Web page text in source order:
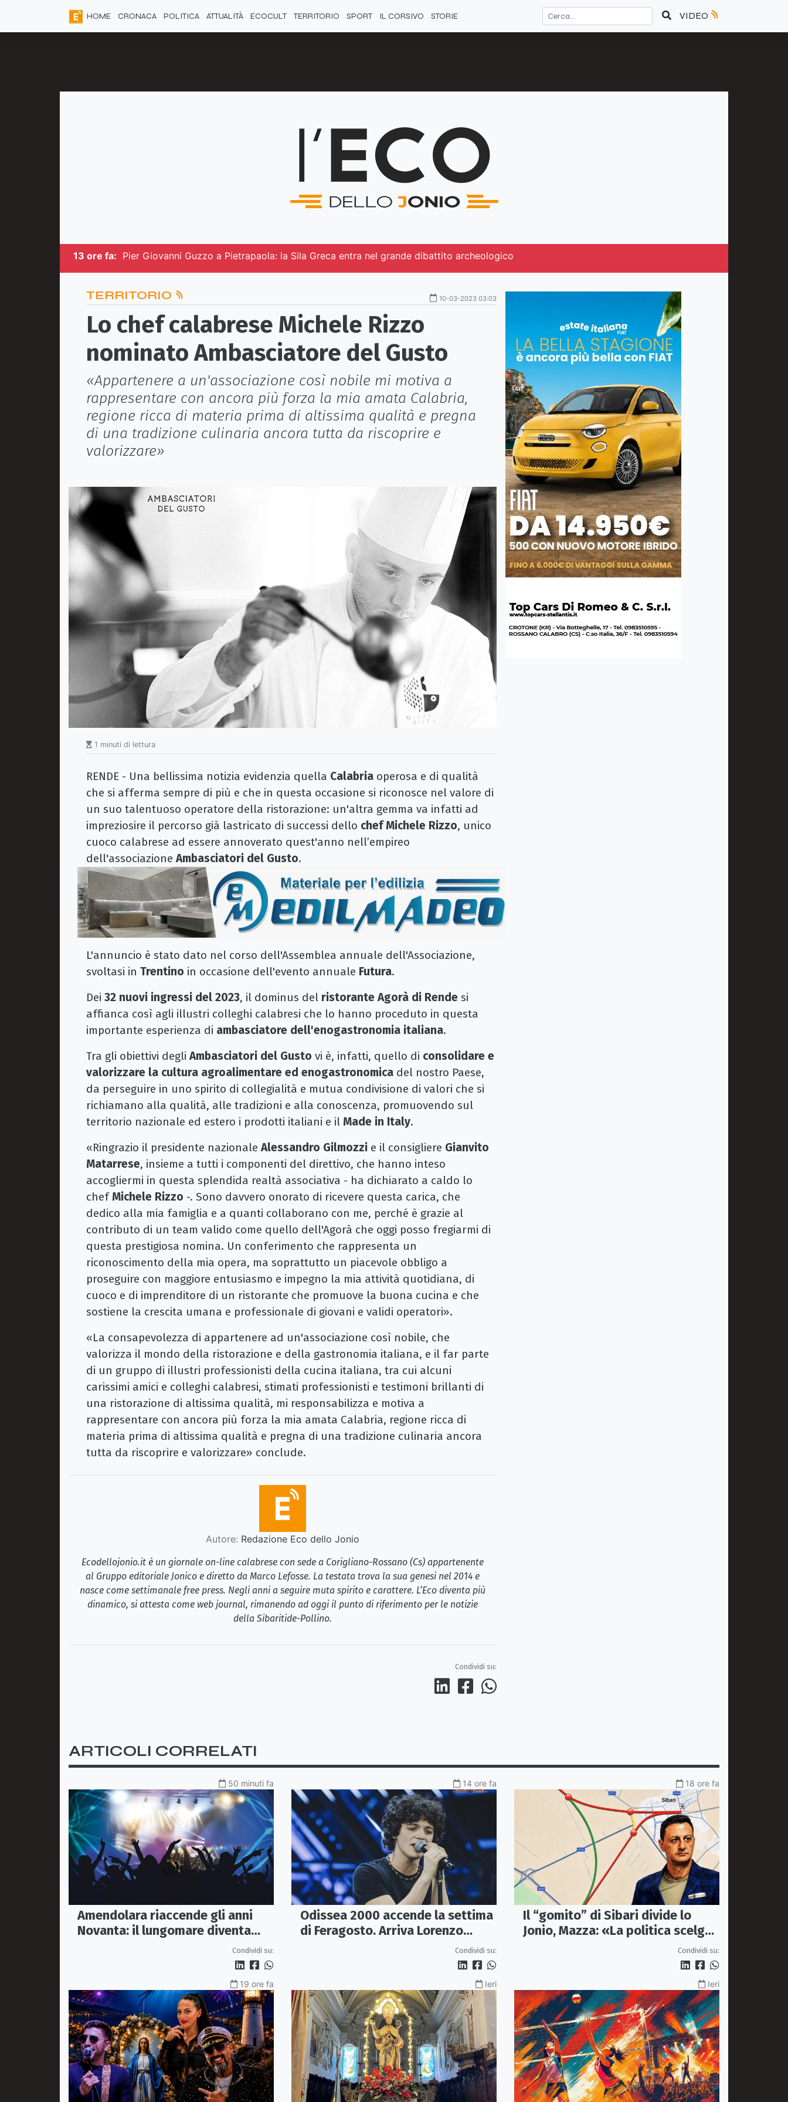
HOME CRONACA POLITICA ATTUALITÀ ECOCULT TERRITORIO SPORT IL CORSIVO STORIE VIDEO
13 ore fa: Pier Giovanni Guzzo a Pietrapaola: la Sila Greca entra nel grande dibattito archeologico
TERRITORIO 10-03-2023 03:03
Lo chef calabrese Michele Rizzo
nominato Ambasciatore del Gusto
«Appartenere a un'associazione così nobile mi motiva a
rappresentare con ancora più forza la mia amata Calabria,
regione ricca di materia prima di altissima qualità e pregna
di una tradizione culinaria ancora tutta da riscoprire e
valorizzare»
1 minuti di lettura
RENDE - Una bellissima notizia evidenzia quella Calabria operosa e di qualità
che si afferma sempre di più e che in questa occasione si riconosce nel valore di
un suo talentuoso operatore della ristorazione: un'altra gemma va infatti ad
impreziosire il percorso già lastricato di successi dello chef Michele Rizzo, unico
cuoco calabrese ad essere annoverato quest'anno nell’empireo
dell'associazione Ambasciatori del Gusto.
L'annuncio è stato dato nel corso dell'Assemblea annuale dell'Associazione,
svoltasi in Trentino in occasione dell'evento annuale Futura.
Dei 32 nuovi ingressi del 2023, il dominus del ristorante Agorà di Rende si
affianca così agli illustri colleghi calabresi che lo hanno proceduto in questa
importante esperienza di ambasciatore dell'enogastronomia italiana.
Tra gli obiettivi degli Ambasciatori del Gusto vi è, infatti, quello di consolidare e
valorizzare la cultura agroalimentare ed enogastronomica del nostro Paese,
da perseguire in uno spirito di collegialità e mutua condivisione di valori che si
richiamano alla qualità, alle tradizioni e alla conoscenza, promuovendo sul
territorio nazionale ed estero i prodotti italiani e il Made in Italy.
«Ringrazio il presidente nazionale Alessandro Gilmozzi e il consigliere Gianvito
Matarrese, insieme a tutti i componenti del direttivo, che hanno inteso
accogliermi in questa splendida realtà associativa - ha dichiarato a caldo lo
chefMichele Rizzo -. Sono davvero onorato di ricevere questa carica, che
dedico alla mia famiglia e a quanti collaborano con me, perché è grazie al
contributo di un team valido come quello dell'Agorà che oggi posso fregiarmi di
questa prestigiosa nomina. Un conferimento che rappresenta un
riconoscimento della mia opera, ma soprattutto un piacevole obbligo a
proseguire con maggiore entusiasmo e impegno la mia attività quotidiana, di
cuoco e di imprenditore di un ristorante che promuove la buona cucina e che
sostiene la crescita umana e professionale di giovani e validi operatori».
«La consapevolezza di appartenere ad un'associazione così nobile, che
valorizza il mondo della ristorazione e della gastronomia italiana, e il far parte
di un gruppo di illustri professionisti della cucina italiana, tra cui alcuni
carissimi amici e colleghi calabresi, stimati professionisti e testimoni brillanti di
una ristorazione di altissima qualità, mi responsabilizza e motiva a
rappresentare con ancora più forza la mia amata Calabria, regione ricca di
materia prima di altissima qualità e pregna di una tradizione culinaria ancora
tutta da riscoprire e valorizzare» conclude.
Autore: Redazione Eco dello Jonio
Ecodellojonio.it è un giornale on-line calabrese con sede a Corigliano-Rossano (Cs) appartenente
al Gruppo editoriale Jonico e diretto da Marco Lefosse. La testata trova la sua genesi nel 2014 e
nasce come settimanale free press. Negli anni a seguire muta spirito e carattere. L’Eco diventa più
dinamico, si attesta come web journal, rimanendo ad oggi il punto di riferimento per le notizie
della Sibaritide-Pollino.
Condividi su:
ARTICOLI CORRELATI
50 minuti fa
Amendolara riaccende gli anni
Novanta: il lungomare diventa
una discoteca a cielo apertoCondividi su:
14 ore fa
Odissea 2000 accende la settima
di Feragosto. Arriva Lorenzo
Condividi su:
18 ore fa
Il “gomito” di Sibari divide lo
Jonio, Mazza: «La politica scelga
Condividi su:
19 ore fa Ieri Ieri